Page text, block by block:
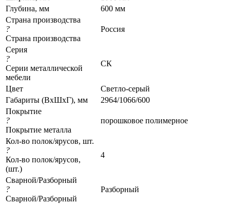
Глубина, мм
600 мм
Страна производства
?
Страна производства
Россия
Серия
?
Серии металлической
мебели
СК
Цвет
Светло-серый
Габариты (ВхШхГ), мм
2964/1066/600
Покрытие
?
Покрытие металла
порошковое полимерное
Кол-во полок/ярусов, шт.
?
Кол-во полок/ярусов,
(шт.)
4
Сварной/Разборный
?
Сварной/Разборный
Разборный